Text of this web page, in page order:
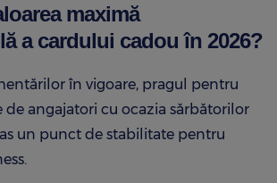
maximă
a cardului cadou în 2026?
în vigoare, pragul pentru
de angajatori cu ocazia sărbătorilor
un punct de stabilitate pentru